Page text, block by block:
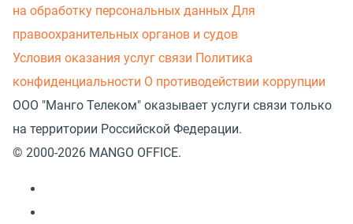
на обработку персональных данных Для
правоохранительных органов и судов
Условия оказания услуг связи Политика
конфиденциальности О противодействии коррупции
ООО "Манго Телеком" оказывает услуги связи только
на территории Российской Федерации.
© 2000-2026 MANGO OFFICE.